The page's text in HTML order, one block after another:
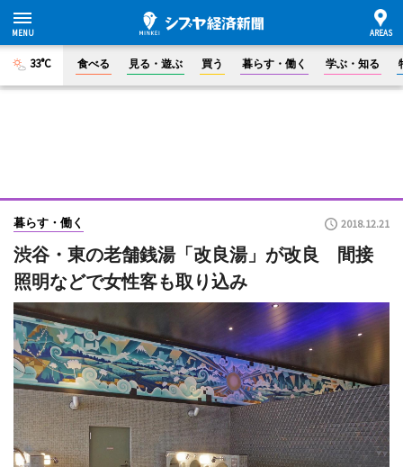
33°C 食べる 見る・遊ぶ 買う 暮らす・働く 学ぶ・知る
暮らす・働く 2018.12.21
渋谷・東の老舗銭湯「改良湯」が改良 間接
照明などで女性客も取り込み